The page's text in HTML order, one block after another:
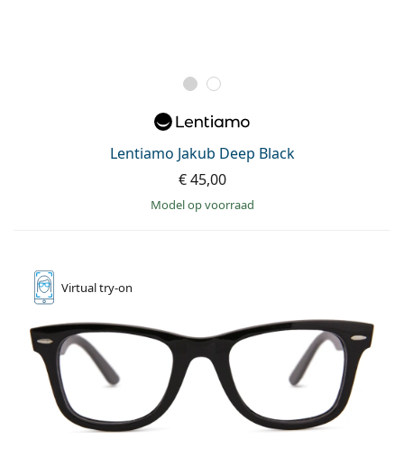
Lentiamo Jakub Deep Black
€ 45,00
model op voorraad
Virtualtry-on